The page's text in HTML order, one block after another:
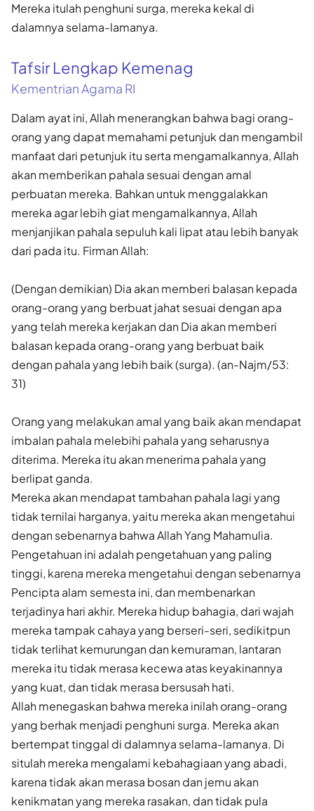
Mereka itulah penghuni surga, mereka kekal di
dalamnya selama-lamanya.
Tafsir Lengkap Kemenag
Kementrian Agama RI
Dalam ayat ini, Allah menerangkan bahwa bagi orang-
orang yang dapat memahami petunjuk dan mengambil
manfaat dari petunjuk itu serta mengamalkannya, Allah
akan memberikan pahala sesuai dengan amal
perbuatan mereka. Bahkan untuk menggalakkan
mereka agar lebih giat mengamalkannya, Allah
menjanjikan pahala sepuluh kali lipat atau lebih banyak
dari pada itu. Firman Allah:
(Dengan demikian) Dia akan memberi balasan kepada
orang-orang yang berbuat jahat sesuai dengan apa
yang telah mereka kerjakan dan Dia akan memberi
balasan kepada orang-orang yang berbuat baik
dengan pahala yang lebih baik (surga). (an-Najm/53:
31)
Orang yang melakukan amal yang baik akan mendapat
imbalan pahala melebihi pahala yang seharusnya
diterima. Mereka itu akan menerima pahala yang
berlipat ganda.
Mereka akan mendapat tambahan pahala lagi yang
tidak ternilai harganya, yaitu mereka akan mengetahui
dengan sebenarnya bahwa Allah Yang Mahamulia.
Pengetahuan ini adalah pengetahuan yang paling
tinggi, karena mereka mengetahui dengan sebenarnya
Pencipta alam semesta ini, dan membenarkan
terjadinya hari akhir. Mereka hidup bahagia, dari wajah
mereka tampak cahaya yang berseri-seri, sedikitpun
tidak terlihat kemurungan dan kemuraman, lantaran
mereka itu tidak merasa kecewa atas keyakinannya
yang kuat, dan tidak merasa bersusah hati.
Allah menegaskan bahwa mereka inilah orang-orang
yang berhak menjadi penghuni surga. Mereka akan
bertempat tinggal di dalamnya selama-lamanya. Di
situlah mereka mengalami kebahagiaan yang abadi,
karena tidak akan merasa bosan dan jemu akan
kenikmatan yang mereka rasakan, dan tidak pula